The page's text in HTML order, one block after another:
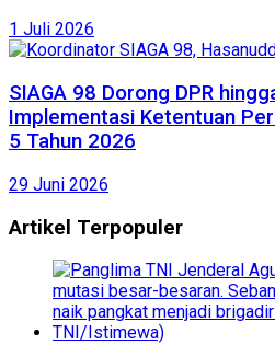
1 Juli 2026
SIAGA 98 Dorong DPR
Implementasi Ketentuan
5 Tahun 2026
29 Juni 2026
Artikel Terpopuler